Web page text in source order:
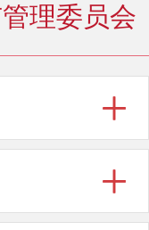
理委员会